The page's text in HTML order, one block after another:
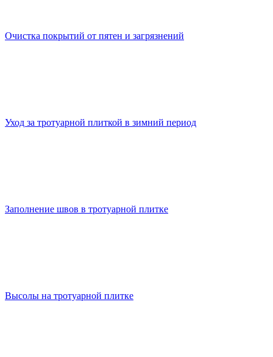
Очистка покрытий от пятен и загрязнений
Уход за тротуарной плиткой в зимний период
Заполнение швов в тротуарной плитке
Высолы на тротуарной плитке